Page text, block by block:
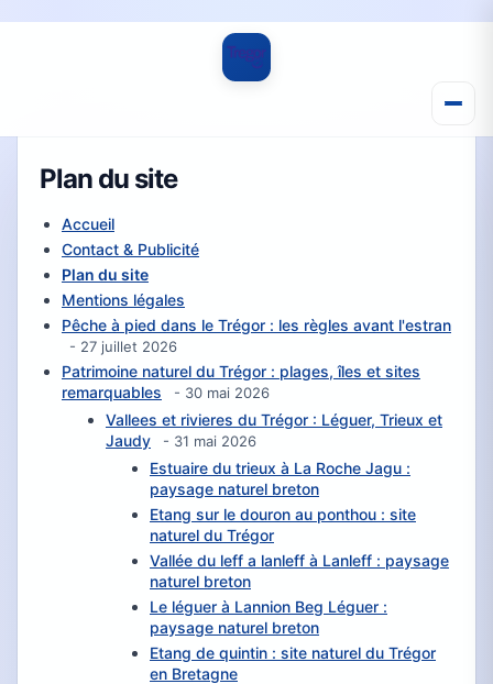
Plan du site
Accueil
Contact & Publicité
Plan du site
Mentions légales
Pêche à pied dans le Trégor : les règles avant l'estran
- 27 juillet 2026
Patrimoine naturel du Trégor : plages, îles et sites
remarquables
- 30 mai 2026
Vallees et rivieres du Trégor : Léguer, Trieux et
Jaudy
- 31 mai 2026
Estuaire du trieux à La Roche Jagu :
paysage naturel breton
Etang sur le douron au ponthou : site
naturel du Trégor
Vallée du leff a lanleff à Lanleff : paysage
naturel breton
Le léguer à Lannion Beg Léguer :
paysage naturel breton
Etang de quintin : site naturel du Trégor
en Bretagne